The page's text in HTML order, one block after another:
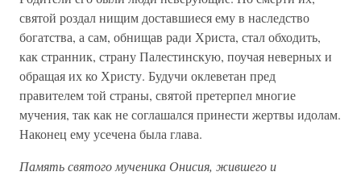
святой роздал нищим доставшиеся ему в наследство
богатства, а сам, обнищав ради Христа, стал обходить,
как странник, страну Палестинскую, поучая неверных и
обращая их ко Христу. Будучи оклеветан пред
правителем той страны, святой претерпел многие
мучения, так как не соглашался принести жертвы идолам.
Наконец ему усечена была глава.
Память святого мученика Онисия, жившего и